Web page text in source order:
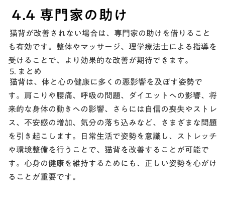
4.4 専門家の助け
猫背が改善されない場合は、専門家の助けを借りること
も有効です。整体やマッサージ、理学療法士による指導を
受けることで、より効果的な改善が期待できます。
5. まとめ
猫背は、体と心の健康に多くの悪影響を及ぼす姿勢で
す。肩こりや腰痛、呼吸の問題、ダイエットへの影響、将
来的な身体の動きへの影響、さらには自信の喪失やストレ
ス、不安感の増加、気分の落ち込みなど、さまざまな問題
を引き起こします。日常生活で姿勢を意識し、ストレッチ
や環境整備を行うことで、猫背を改善することが可能で
す。心身の健康を維持するためにも、正しい姿勢を心がけ
ることが重要です。